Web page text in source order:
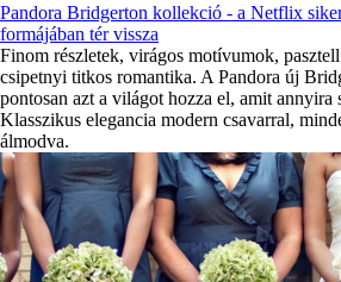
Pandora Bridgerton kollekció - a Netflix
formájában tér vissza
Finom részletek, virágos motívumok,
csipetnyi titkos romantika. A Pandora új
pontosan azt a világot hozza el, amit annyira
Klasszikus elegancia modern csavarral,
álmodva.